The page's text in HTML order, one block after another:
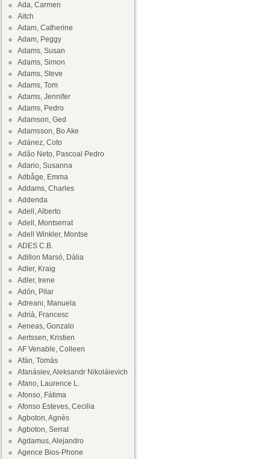
Ada, Carmen
Aitch
Adam, Catherine
Adam, Peggy
Adams, Susan
Adams, Simon
Adams, Steve
Adams, Tom
Adams, Jennifer
Adams, Pedro
Adamson, Ged
Adamsson, Bo Ake
Adánez, Coto
Adâo Neto, Pascoal Pedro
Adario, Susanna
Adbåge, Emma
Addams, Charles
Addenda
Adell, Alberto
Adell, Montserrat
Adell Winkler, Montse
ADES C.B.
Adillon Marsó, Dàlia
Adler, Kraig
Adler, Irene
Adón, Pilar
Adreani, Manuela
Adrià, Francesc
Aeneas, Gonzalo
Aertssen, Kristien
AF Venable, Colleen
Afán, Tomás
Afanásiev, Aleksandr Nikoláievich
Afano, Laurence L.
Afonso, Fátima
Afonso Esteves, Cecilia
Agboton, Agnès
Agboton, Serrat
Agdamus, Alejandro
Agence Bios-Phone